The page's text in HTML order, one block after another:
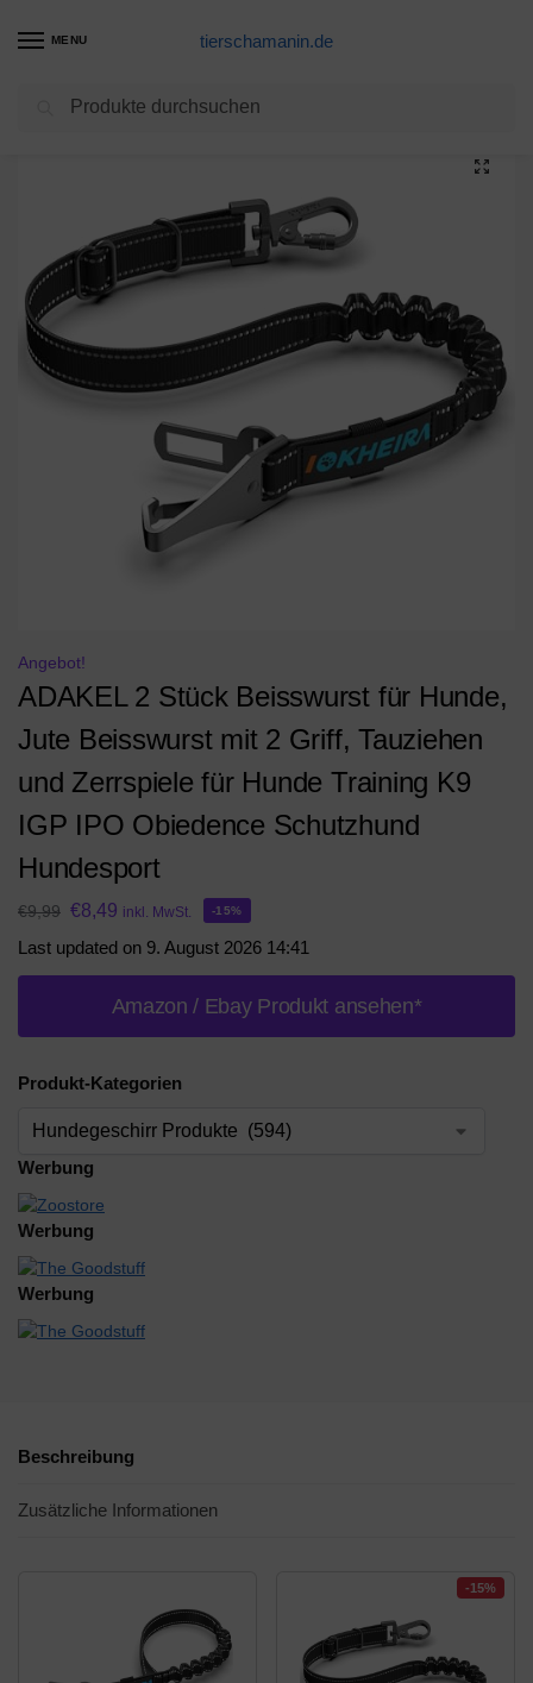
MENU tierschamanin.de
Hundegeschirr Produkte / ADAKEL 2 Stück Beisswurst für Hunde, Jute Beisswurst mit 2 Griff, Tauziehen und Zerrspiele für Hunde Training K9 IGP IPO Obiedence Schutzhund Hundesport
Angebot!
ADAKEL 2 Stück Beisswurst für Hunde,
Jute Beisswurst mit 2 Griff, Tauziehen
und Zerrspiele für Hunde Training K9
IGP IPO Obiedence Schutzhund
Hundesport
€9,99 €8,49 inkl. MwSt. -15%
Last updated on 9. August 2026 14:41
Amazon / Ebay Produkt ansehen*
Produkt-Kategorien
Werbung
Werbung
Werbung
Beschreibung
Zusätzliche Informationen
-15%